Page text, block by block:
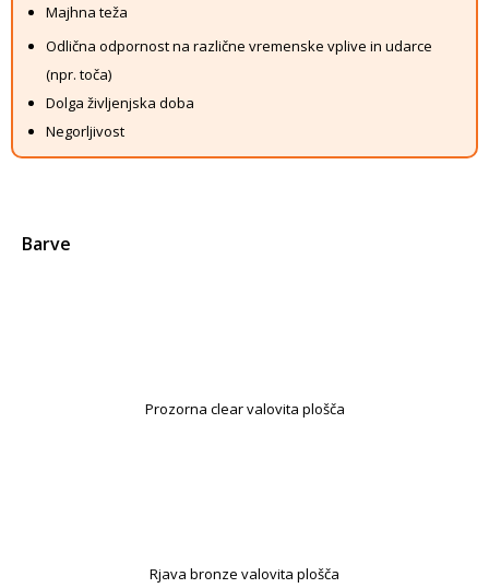
Majhna teža
Odlična odpornost na različne vremenske vplive in udarce
(npr. toča)
Dolga življenjska doba
Negorljivost
Barve
Prozorna clear valovita plošča
Rjava bronze valovita plošča